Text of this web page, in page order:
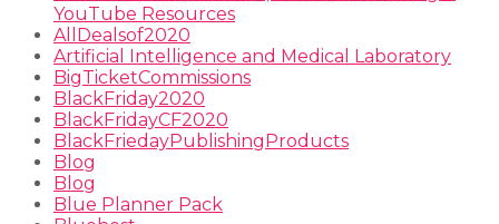
YouTube Resources
AllDealsof2020
Artificial Intelligence and Medical Laboratory
BigTicketCommissions
BlackFriday2020
BlackFridayCF2020
BlackFriedayPublishingProducts
Blog
Blog
Blue Planner Pack